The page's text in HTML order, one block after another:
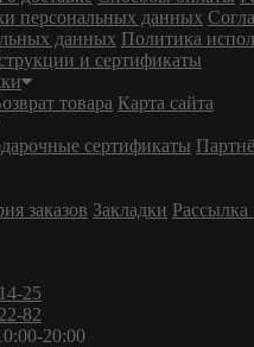
персональных данных
данных Политика
и сертификаты
товара Карта сайта
сертификаты
заказов Закладки Рассылка
25
82
20:00